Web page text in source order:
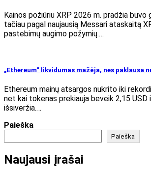
Kainos požiūriu XRP 2026 m. pradžia buvo
tačiau pagal naujausią Messari ataskaitą
pastebimų augimo požymių.…
„Ethereum“ likvidumas mažėja, nes paklausa
Ethereum mainų atsargos nukrito iki
net kai tokenas prekiauja beveik 2,15 USD
išsiveržia.…
Paieška
Paieška
Naujausi įrašai